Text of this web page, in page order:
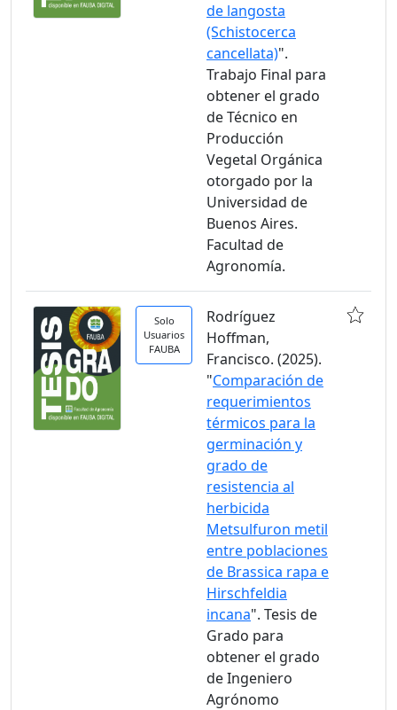
de langosta
(Schistocerca
cancellata)".
Trabajo Final para
obtener el grado
de Técnico en
Producción
Vegetal Orgánica
otorgado por la
Universidad de
Buenos Aires.
Facultad de
Agronomía.
Solo
Usuarios
FAUBA
Rodríguez
Hoffman,
Francisco. (2025).
"Comparación de
requerimientos
térmicos para la
germinación y
grado de
resistencia al
herbicida
Metsulfuron metil
entre poblaciones
de Brassica rapa e
Hirschfeldia
incana". Tesis de
Grado para
obtener el grado
de Ingeniero
Agrónomo